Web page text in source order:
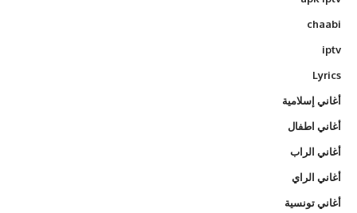
chaabi
iptv
Lyrics
أغاني إسلامية
أغاني اطفال
أغاني الراب
أغاني الراي
أغاني تونسية